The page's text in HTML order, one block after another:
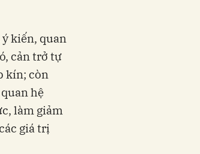
kiến, quan
cản trở tự
kín; còn
hệ
làm giảm
giá trị